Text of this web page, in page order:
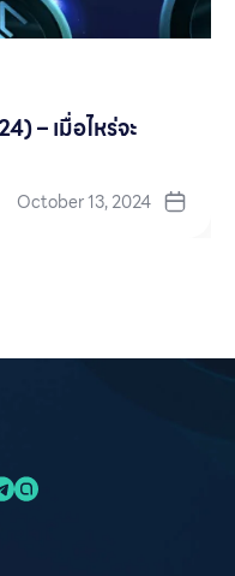
– เมื่อไหร่จะ
October 13, 2024